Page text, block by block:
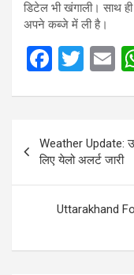
डिटेल भी खंगाली। साथ
अपने कब्जे में ली है।
F
b
o
o
k
T
er
E
navigation
Weather Update:
लिए येलो अलर्ट जारी
Uttarakhand